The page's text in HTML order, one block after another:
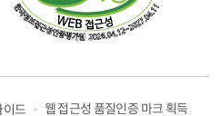
이드 웹 접근성 품질인증 마크 획득